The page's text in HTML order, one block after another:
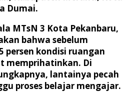
Dumai.
MTsN 3 Kota Pekanbaru,
bahwa sebelum
persen kondisi ruangan
memprihatinkan. Di
lantainya pecah
proses belajar mengajar.